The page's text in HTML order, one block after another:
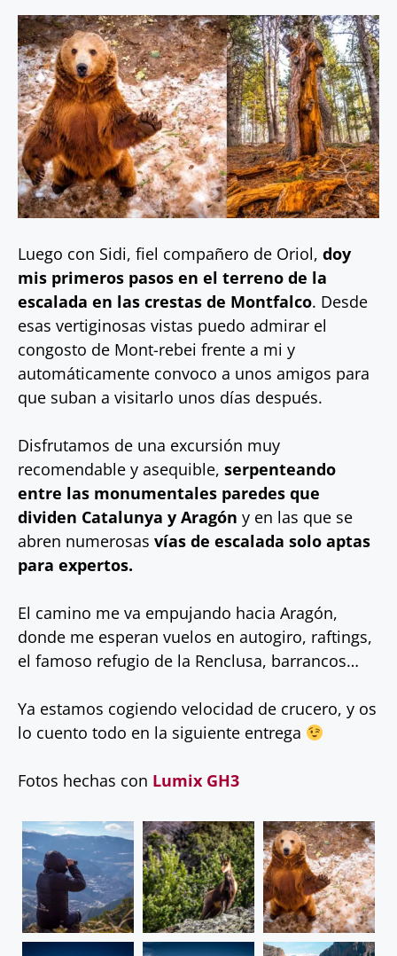
Luego con Sidi, fiel compañero de Oriol, doy
mis primeros pasos en el terreno de la
escalada en las crestas de Montfalco. Desde
esas vertiginosas vistas puedo admirar el
congosto de Mont-rebei frente a mi y
automáticamente convoco a unos amigos para
que suban a visitarlo unos días después.
Disfrutamos de una excursión muy
recomendable y asequible, serpenteando
entre las monumentales paredes que
dividen Catalunya y Aragón y en las que se
abren numerosas vías de escalada solo aptas
para expertos.
El camino me va empujando hacia Aragón,
donde me esperan vuelos en autogiro, raftings,
el famoso refugio de la Renclusa, barrancos…
Ya estamos cogiendo velocidad de crucero, y os
lo cuento todo en la siguiente entrega
Fotos hechas con Lumix GH3